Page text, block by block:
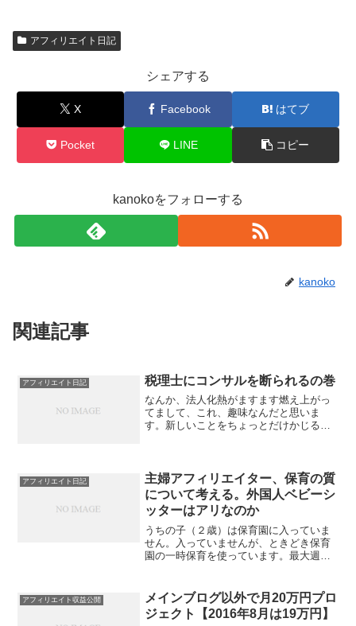
アフィリエイト日記
シェアする
X Facebook はてブ
Pocket LINE コピー
kanokoをフォローする
kanoko
関連記事
アフィリエイト日記 税理士にコンサルを断られるの巻
なんか、法人化熱がますます燃え上がっ
てまして、これ、趣味なんだと思いま
す。新しいことをちょっとだけかじるの
今の税理士さん（小動物系美...
アフィリエイト日記
主婦アフィリエイター、保育の質
について考える。外国人ベビーシ
ッターはアリなのか
うちの子（２歳）は保育園に入っていま
せん。入っていませんが、ときどき保育
園の一時保育を使っています。最大週２
１日5000円未満のところから、ホテルの
１時間２５００円（マ...
アフィリエイト収益公開
メインブログ以外で月20万円プロ
ジェクト【2016年8月は19万円】